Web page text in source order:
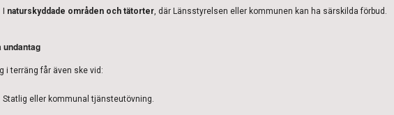
naturskyddade områden och tätorter, där Länsstyrelsen eller kommunen kan ha särskilda förbud.
undantag
i terräng får även ske vid:
Statlig eller kommunal tjänsteutövning.